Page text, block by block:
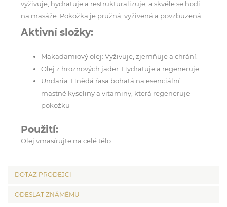
vyživuje, hydratuje a restrukturalizuje, a skvěle se hodí
na masáže. Pokožka je pružná, vyživená a povzbuzená.
Aktivní složky:
Makadamiový olej: Vyživuje, zjemňuje a chrání.
Olej z hroznových jader: Hydratuje a regeneruje.
Undaria: Hnědá řasa bohatá na esenciální
mastné kyseliny a vitaminy, která regeneruje
pokožku
Použití:
Olej vmasírujte na celé tělo.
DOTAZ PRODEJCI
ODESLAT ZNÁMÉMU